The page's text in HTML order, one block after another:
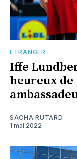
ETRANGER
Iffe
heureux
SACHA RUTARD
1 mai 2022